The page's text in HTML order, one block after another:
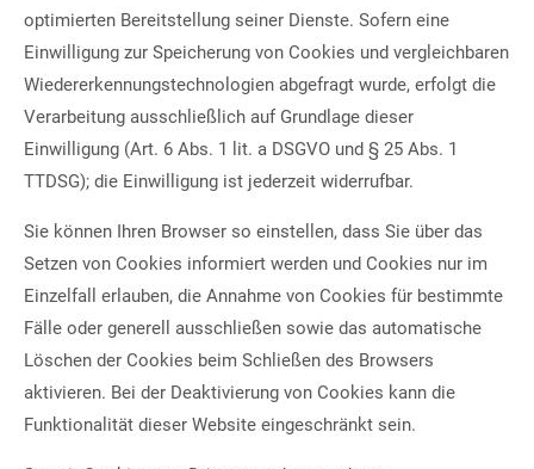
optimierten Bereitstellung seiner Dienste. Sofern eine
Einwilligung zur Speicherung von Cookies und vergleichbaren
Wiedererkennungstechnologien abgefragt wurde, erfolgt die
Verarbeitung ausschließlich auf Grundlage dieser
Einwilligung (Art. 6 Abs. 1 lit. a DSGVO und § 25 Abs. 1
TTDSG); die Einwilligung ist jederzeit widerrufbar.
Sie können Ihren Browser so einstellen, dass Sie über das
Setzen von Cookies informiert werden und Cookies nur im
Einzelfall erlauben, die Annahme von Cookies für bestimmte
Fälle oder generell ausschließen sowie das automatische
Löschen der Cookies beim Schließen des Browsers
aktivieren. Bei der Deaktivierung von Cookies kann die
Funktionalität dieser Website eingeschränkt sein.